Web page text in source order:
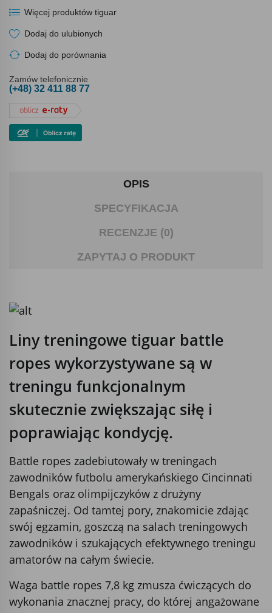
Więcej produktów tiguar
Dodaj do ulubionych
Dodaj do porównania
Zamów telefonicznie
(+48) 32 411 88 77
OPIS
SPECYFIKACJA
RECENZJE (0)
ZAPYTAJ O PRODUKT
Liny treningowe tiguar battle
ropes wykorzystywane są w
treningu funkcjonalnym
skutecznie zwiększając siłę i
poprawiając kondycję.
Battle ropes zadebiutowały w treningach
zawodników futbolu amerykańskiego Cincinnati
Bengals oraz olimpijczyków z drużyny
zapaśniczej. Od tamtej pory, znakomicie zdając
swój egzamin, goszczą na salach treningowych
zawodników i szukających efektywnego treningu
amatorów na całym świecie.
Waga battle ropes 7,8 kg zmusza ćwiczących do
wykonania znacznej pracy, do której angażowane